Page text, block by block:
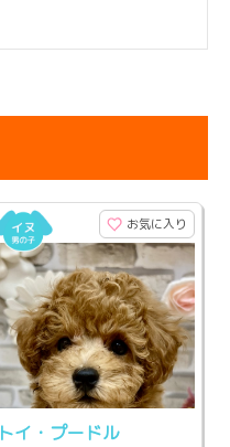
お気に入り
トイ・プードル